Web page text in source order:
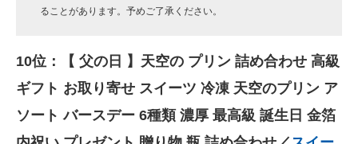
ることがあります。予めご了承ください。
10位：【 父の日 】天空の プリン 詰め合わせ 高級
ギフト お取り寄せ スイーツ 冷凍 天空のプリン ア
ソート バースデー 6種類 濃厚 最高級 誕生日 金箔